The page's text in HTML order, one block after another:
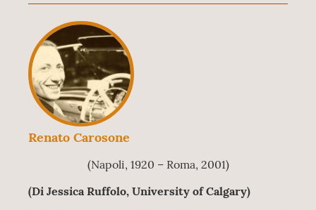
Renato Carosone
(Napoli, 1920 – Roma, 2001)
(Di Jessica Ruffolo, University of Calgary)